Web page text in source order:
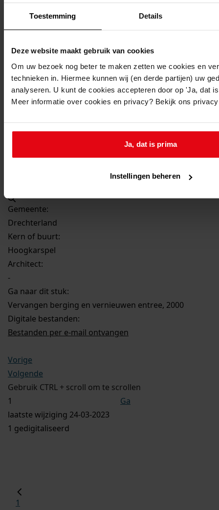
Toestemming Details
Deze website maakt gebruik van cookies
Om uw bezoek nog beter te maken zetten we cookies en
technieken in. Hiermee kunnen wij (en derde partijen) uw
analyseren. U kunt de cookies accepteren door op 'Ja, dat
Meer informatie over cookies en privacy? Bekijk ons
Ja, dat is prima
Instellingen beheren
Vervangen berging en vernieuwen entree
10-10-2000
Adres:
Hoogkarspel, Anemonenlaan 106
Perceel:
Gemeente:
Drechterland
Kern of buurt:
Hoogkarspel
Architect:
-
Ga naar dit stuk:
Vervangen berging en vernieuwen entree, 2000
Digitale bestanden:
Bestanden per e-mail ontvangen
Vorige
Volgende
Gebruik CTRL + scroll om te scrollen
Ga
laatste wijziging 24-03-2023
1 gedigitaliseerd
1